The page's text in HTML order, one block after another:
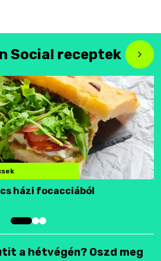
Social receptek
házi focacciából
a hétvégén? Oszd meg